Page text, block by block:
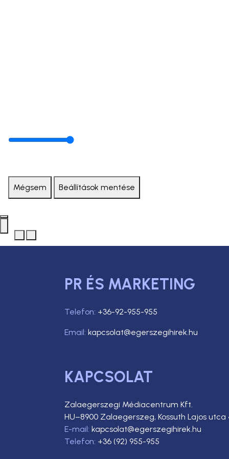
Mégsem Beállítások mentése
PR ÉS MARKETING
Telefon: +36-92-955-955
Email: kapcsolat@egerszegihirek.hu
KAPCSOLAT
Zalaegerszegi Médiacentrum Kft.
HU–8900 Zalaegerszeg, Kossuth Lajos utca
E-mail: kapcsolat@egerszegihirek.hu
Telefon: +36 (92) 955-955